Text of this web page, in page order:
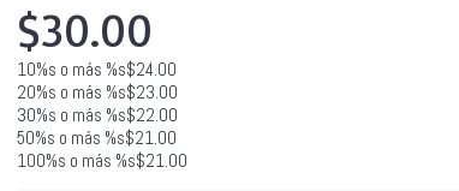
$30.00
10%s o más %s$24.00
20%s o más %s$23.00
30%s o más %s$22.00
50%s o más %s$21.00
100%s o más %s$21.00